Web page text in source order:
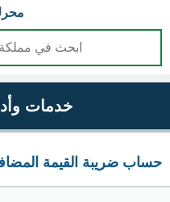
خدمات
حساب ضريبة القيمة